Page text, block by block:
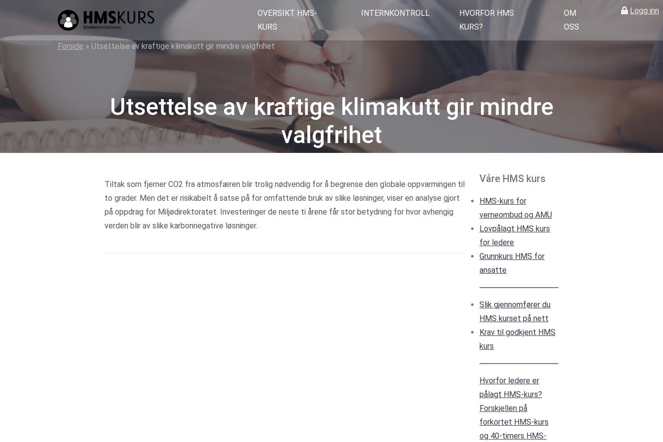
Logg inn
HMS
på
for
og
verneombud
OVERSIKT HMS-
KURS
INTERNKONTROLL
HVORFOR HMS
KURS?
OM
OSS
Forside » Utsettelse av kraftige klimakutt gir mindre valgfrihet
Utsettelse av kraftige klimakutt gir mindre
valgfrihet
Tiltak som fjerner CO2 fra atmosfæren blir trolig nødvendig for å begrense den globale oppvarmingen til
to grader. Men det er risikabelt å satse på for omfattende bruk av slike løsninger, viser en analyse gjort
på oppdrag for Miljødirektoratet. Investeringer de neste ti årene får stor betydning for hvor avhengig
verden blir av slike karbonnegative løsninger.
Våre HMS kurs
HMS-kurs for
verneombud og AMU
Lovpålagt HMS kurs
for ledere
Grunnkurs HMS for
ansatte
Slik gjennomfører du
HMS kurset på nett
Krav til godkjent HMS
kurs
Hvorfor ledere er
pålagt HMS-kurs?
Forskjellen på
forkortet HMS-kurs
og 40-timers HMS-